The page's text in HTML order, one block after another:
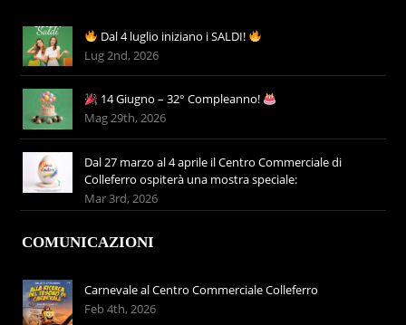
Dal 4 luglio iniziano i SALDI!
Lug 2nd, 2026
14 Giugno – 32° Compleanno!
Mag 29th, 2026
Dal 27 marzo al 4 aprile il Centro Commerciale di
Colleferro ospiterà una mostra speciale:
Mar 3rd, 2026
COMUNICAZIONI
Carnevale al Centro Commerciale Colleferro
Feb 4th, 2026